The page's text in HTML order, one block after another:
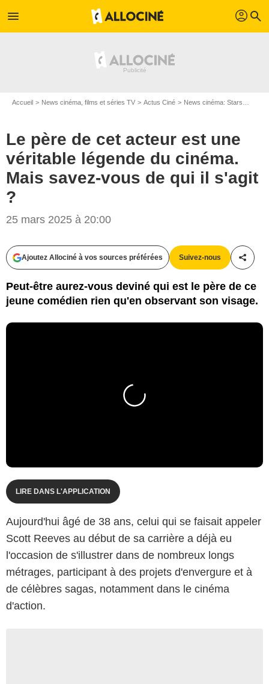
menu profil search
Accueil News cinéma, films et séries TV Actus Ciné News cinéma: Stars
Le père de cet acteur est une
véritable légende du cinéma.
Mais savez-vous de qui il s'agit
?
25 mars 2025 à 20:00
Ajoutez Allociné à vos sources préférées Suivez-nous
Peut-être aurez-vous deviné qui est le père de ce
jeune comédien rien qu'en observant son visage.
LIRE DANS L'APPLICATION
Aujourd'hui âgé de 38 ans, celui qui se faisait appeler
Scott Reeves au début de sa carrière a déjà eu
l'occasion de s'illustrer dans de nombreux longs
métrages, participant à des projets d'envergure et à
de célèbres sagas, notamment dans le cinéma
d'action.